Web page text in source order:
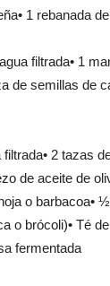
1 rebanada
filtrada• 1
de semillas de
filtrada• 2 tazas
de aceite de
o barbacoa•
o brócoli)• Té
fermentada